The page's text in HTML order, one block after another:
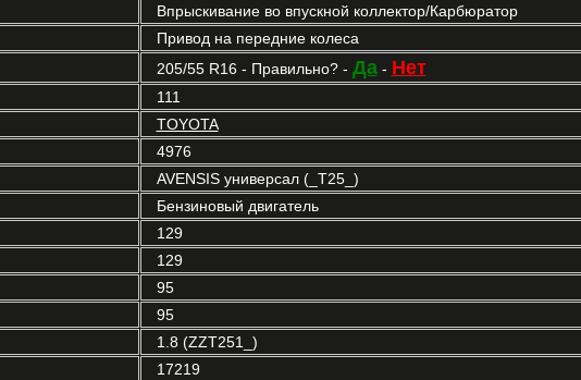
Впрыскивание во впускной коллектор/Карбюратор
Привод на передние колеса
205/55 R16 - Правильно? - Да- Нет
111
TOYOTA
4976
AVENSIS универсал (_T25_)
Бензиновый двигатель
129
129
95
95
1.8 (ZZT251_)
17219